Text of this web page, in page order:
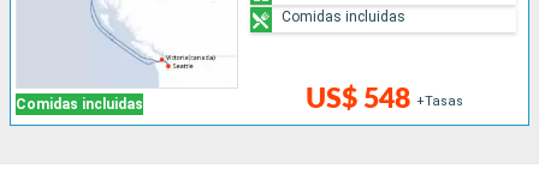
Comidas incluidas US$ 548 +Tasas
Comidas incluidas